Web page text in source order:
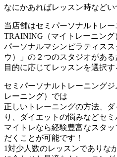
なにかあればレッスン時などい
当店舗はセミパーソナルトレ
TRAINING（マイトレーニング
パーソナルマシンピラティス
ウ）」の２つのスタジオがある
目的に応じてレッスンを選択す
セミパーソナルトレーニング
レーニング）では
正しいトレーニングの方法、
り、ダイエットの悩みなどセ
マイトレなら経験豊富なスタ
だくことが可能です！
1対少人数のレッスンでありな